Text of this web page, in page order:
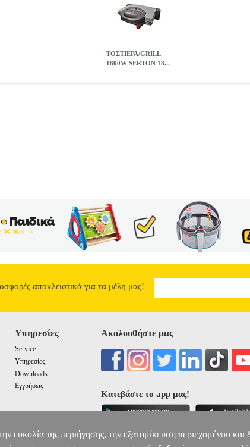
ΤΟΣΤΙΕΡΑ/GRILL
1800W SERTON 18...
αποκλειστικά για τα μέλη μας!
Υπηρεσίες
Service
Υπηρεσίες
Downloads
Εγγυήσεις
Ακολουθήστε μας
Κατεβάστε το app μας!
ευκολία της περιήγησης, την εξατομίκευση περιεχομένου